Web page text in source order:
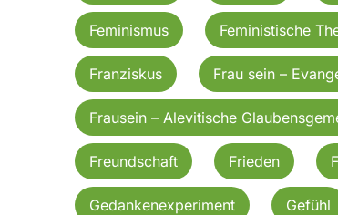
Feminismus Feministische
Franziskus Frau sein –
Frausein – Alevitische
Freundschaft Frieden
Gedankenexperiment Gefühl